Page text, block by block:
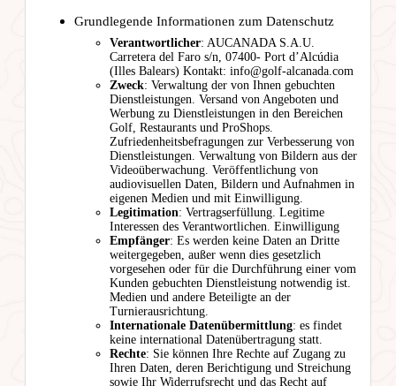
Grundlegende Informationen zum Datenschutz
Verantwortlicher: AUCANADA S.A.U.
Carretera del Faro s/n, 07400- Port d’Alcúdia
(Illes Balears) Kontakt: info@golf-alcanada.com
Zweck: Verwaltung der von Ihnen gebuchten
Dienstleistungen. Versand von Angeboten und
Werbung zu Dienstleistungen in den Bereichen
Golf, Restaurants und ProShops.
Zufriedenheitsbefragungen zur Verbesserung von
Dienstleistungen. Verwaltung von Bildern aus der
Videoüberwachung. Veröffentlichung von
audiovisuellen Daten, Bildern und Aufnahmen in
eigenen Medien und mit Einwilligung.
Legitimation: Vertragserfüllung. Legitime
Interessen des Verantwortlichen. Einwilligung
Empfänger: Es werden keine Daten an Dritte
weitergegeben, außer wenn dies gesetzlich
vorgesehen oder für die Durchführung einer vom
Kunden gebuchten Dienstleistung notwendig ist.
Medien und andere Beteiligte an der
Turnierausrichtung.
Internationale Datenübermittlung: es findet
keine international Datenübertragung statt.
Rechte: Sie können Ihre Rechte auf Zugang zu
Ihren Daten, deren Berichtigung und Streichung
sowie Ihr Widerrufsrecht und das Recht auf